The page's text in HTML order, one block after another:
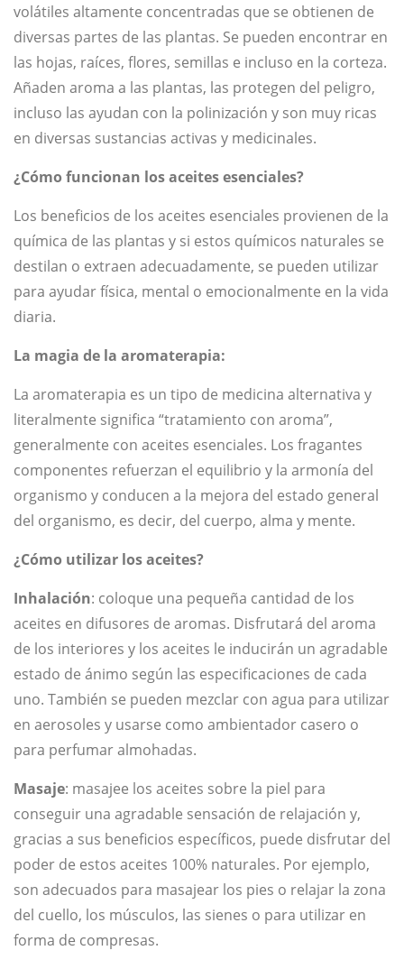
volátiles altamente concentradas que se obtienen de
diversas partes de las plantas. Se pueden encontrar en
las hojas, raíces, flores, semillas e incluso en la corteza.
Añaden aroma a las plantas, las protegen del peligro,
incluso las ayudan con la polinización y son muy ricas
en diversas sustancias activas y medicinales.
¿Cómo funcionan los aceites esenciales?
Los beneficios de los aceites esenciales provienen de la
química de las plantas y si estos químicos naturales se
destilan o extraen adecuadamente, se pueden utilizar
para ayudar física, mental o emocionalmente en la vida
diaria.
La magia de la aromaterapia:
La aromaterapia es un tipo de medicina alternativa y
literalmente significa “tratamiento con aroma”,
generalmente con aceites esenciales. Los fragantes
componentes refuerzan el equilibrio y la armonía del
organismo y conducen a la mejora del estado general
del organismo, es decir, del cuerpo, alma y mente.
¿Cómo utilizar los aceites?
Inhalación: coloque una pequeña cantidad de los
aceites en difusores de aromas. Disfrutará del aroma
de los interiores y los aceites le inducirán un agradable
estado de ánimo según las especificaciones de cada
uno. También se pueden mezclar con agua para utilizar
en aerosoles y usarse como ambientador casero o
para perfumar almohadas.
Masaje: masajee los aceites sobre la piel para
conseguir una agradable sensación de relajación y,
gracias a sus beneficios específicos, puede disfrutar del
poder de estos aceites 100% naturales. Por ejemplo,
son adecuados para masajear los pies o relajar la zona
del cuello, los músculos, las sienes o para utilizar en
forma de compresas.